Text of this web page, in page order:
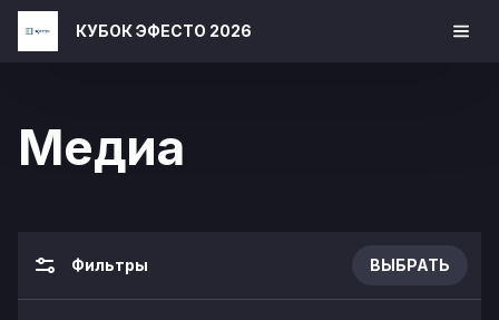
КУБОК ЭФЕСТО 2026
Медиа
Фильтры ВЫБРАТЬ